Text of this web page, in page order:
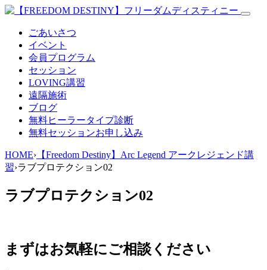
ごあいさつ
イベント
会員プログラム
セッション
LOVING講習
遠隔施術
ブログ
無料ヒーラータイプ診断
無料セッションお申し込み
HOME› 【Freedom Destiny】Arc Legend アークレジェンド講
習›ラブプロテクション02
ラブプロテクション02
まずはお気軽にご相談ください